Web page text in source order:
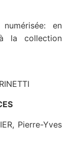
en
la collection
Pierre-Yves